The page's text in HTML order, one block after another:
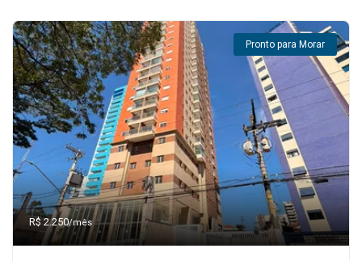
Pronto para Morar
R$ 2.250/mês